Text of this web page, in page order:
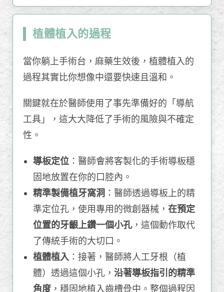
植體植入的過程
當你躺上手術台，麻藥生效後，植體植入的
過程其實比你想像中還要快速且溫和。
關鍵就在於醫師使用了事先準備好的「導航
工具」，這大大降低了手術的風險與不確定
性。
導板定位 ：醫師會將客製化的手術導板穩
固地放置在你的口腔內。
精準製備植牙窩洞 ：醫師透過導板上的精
準定位孔，使用專用的微創器械， 在預定
位置的牙齦上鑽一個小孔，這個動作取代
了傳統手術的大切口。
植體植入 ：接著，醫師將人工牙根（植
體）透過這個小孔， 沿著導板指引的精準
角度 ，穩固地植入齒槽骨中。整個過程因